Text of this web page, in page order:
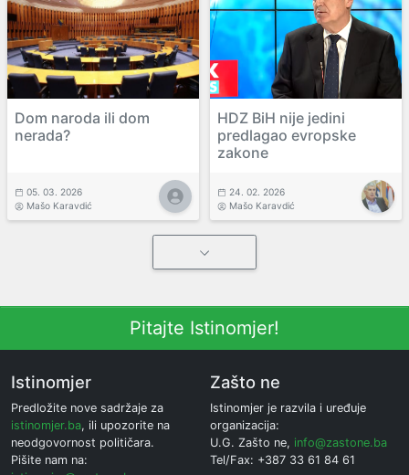
Dom naroda ili dom
nerada?
05. 03. 2026
Mašo Karavdić
HDZ BiH nije jedini
predlagao evropske
zakone
24. 02. 2026
Mašo Karavdić
Pitajte Istinomjer!
Istinomjer
Predložite nove sadržaje za
istinomjer.ba, ili upozorite na
neodgovornost političara.
Pišite nam na:
Zašto ne
Istinomjer je razvila i uređuje
organizacija:
U.G. Zašto ne, info@zastone.ba
Tel/Fax: +387 33 61 84 61